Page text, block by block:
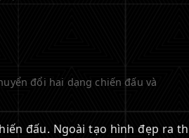
đổi hai dạng chiến đấu và
đấu. Ngoài tạo hình đẹp ra